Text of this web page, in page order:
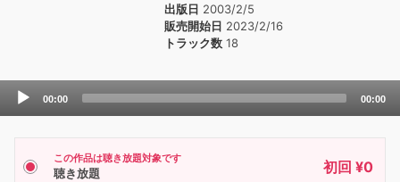
出版日 2003/2/5
販売開始日 2023/2/16
トラック数 18
Audio
00:00 00:00
この作品は聴き放題対象です
聴き放題 初回 ¥0